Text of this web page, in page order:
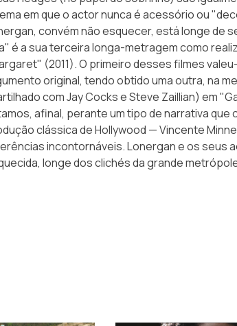
em que o actor nunca é acessório ou
convém não esquecer, está longe de
é a sua terceira longa-metragem como
(2011). O primeiro desses filmes
original, tendo obtido uma outra, na
com Jay Cocks e Steve Zaillian) em
afinal, perante um tipo de narrativa
clássica de Hollywood — Vincente
incontornáveis. Lonergan e os seus
longe dos clichés da grande